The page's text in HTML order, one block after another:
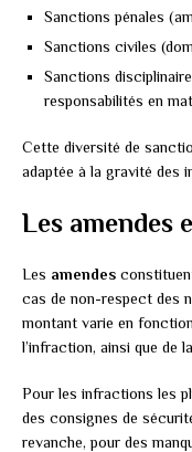
Sanctions pénales
Sanctions civiles
Sanctions
responsabilités en
Cette diversité de
adaptée à la gravité des
Les amendes
Les amendes
cas de non-respect des
montant varie en
l’infraction, ainsi que de
Pour les infractions les
des consignes de
revanche, pour des